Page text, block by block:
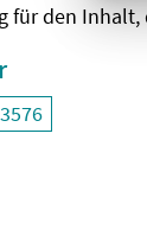
für den
und